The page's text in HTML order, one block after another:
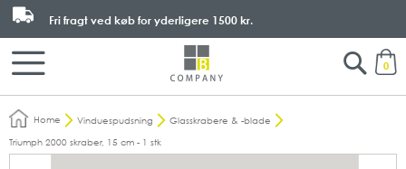
0
Fri fragt ved køb for yderligere 1500 kr.
Search
Home Vinduespudsning
Glasskrabere & -blade
Triumph 2000 skraber, 15 cm - 1 stk